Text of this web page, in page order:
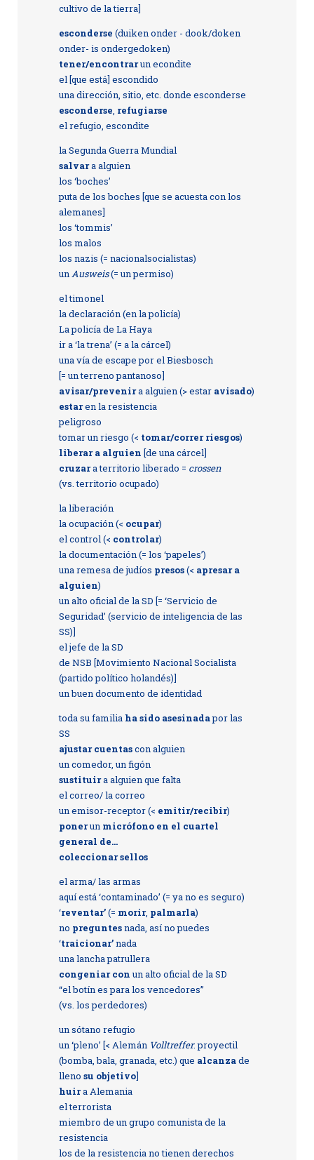
cultivo de la tierra]
esconderse (duiken onder - dook/doken
onder- is ondergedoken)
tener/encontrarun econdite
el [que está] escondido
una dirección, sitio, etc. donde esconderse
esconderse, refugiarse
el refugio, escondite
la Segunda Guerra Mundial
salvara alguien
los ‘boches’
puta de los boches [que se acuesta con los
alemanes]
los ‘tommis’
los malos
los nazis (= nacionalsocialistas)
unAusweis(= un permiso)
el timonel
la declaración (en la policía)
La policía de La Haya
ir a ‘la trena’ (= a la cárcel)
una vía de escape por el Biesbosch
[= un terreno pantanoso]
avisar/prevenira alguien (> estar avisado)
estaren la resistencia
peligroso
tomar un riesgo (< tomar/correr riesgos)
liberar a alguien [de una cárcel]
cruzara territorio liberado = crossen
(vs. territorio ocupado)
la liberación
la ocupación (< ocupar)
el control (< controlar)
la documentación (= los ‘papeles’)
una remesa de judíos presos(< apresar a
alguien)
un alto oficial de la SD [= ‘Servicio de
Seguridad’ (servicio de inteligencia de las
SS)]
el jefe de la SD
de NSB [Movimiento Nacional Socialista
(partido político holandés)]
un buen documento de identidad
toda su familiaha sido asesinadapor las
SS
ajustar cuentascon alguien
un comedor, un figón
sustituira alguien que falta
el correo/ la correo
un emisor-receptor (< emitir/recibir)
ponerun micrófono en el cuartel
general de...
coleccionarsellos
el arma/ las armas
aquí está ‘contaminado’ (= ya no es seguro)
‘reventar’(= morir, palmarla)
no preguntesnada, así no puedes
‘traicionar’nada
una lancha patrullera
congeniar con un alto oficial de la SD
“el botín es para los vencedores”
(vs. los perdedores)
un sótano refugio
un ‘pleno’ [< Alemán Volltreffer: proyectil
(bomba, bala, granada, etc.) que alcanzade
lleno su objetivo]
huira Alemania
el terrorista
miembro de un grupo comunista de la
resistencia
los de la resistencia no tienen derechos